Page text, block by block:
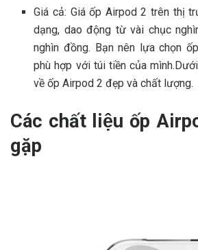
Giá cả: Giá ốp Airpod 2 trên thị
dạng, dao động từ vài chục
nghìn đồng. Bạn nên lựa chọn
phù hợp với túi tiền của
về ốp Airpod 2 đẹp và chất lượng.
Các chất liệu ốp
gặp